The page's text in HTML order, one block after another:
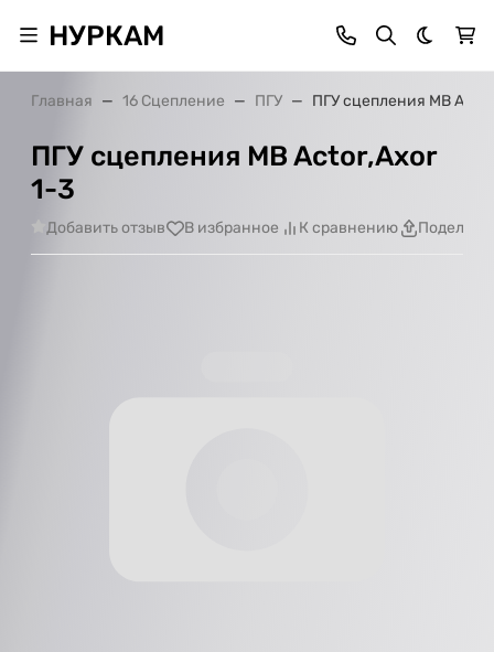
НУРКАМ Темная
Главная 16 Сцепление ПГУ ПГУ сцепления MB
ПГУ сцепления MB Actor,Axor
1-3
Добавить отзыв В избранное К сравнению